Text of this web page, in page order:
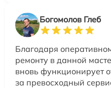
Богомолов Глеб
Благодаря
ремонту в данной
вновь функционирует
за превосходный